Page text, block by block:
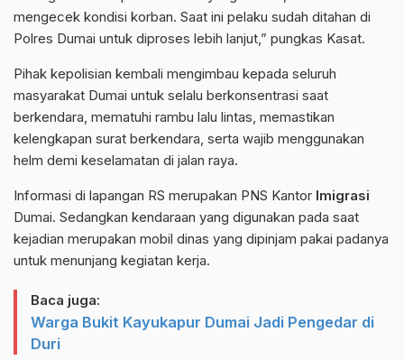
mengecek kondisi korban. Saat ini pelaku sudah ditahan di
Polres Dumai untuk diproses lebih lanjut,” pungkas Kasat.
Pihak kepolisian kembali mengimbau kepada seluruh
masyarakat Dumai untuk selalu berkonsentrasi saat
berkendara, mematuhi rambu lalu lintas, memastikan
kelengkapan surat berkendara, serta wajib menggunakan
helm demi keselamatan di jalan raya.
Informasi di lapangan RS merupakan PNS Kantor Imigrasi
Dumai. Sedangkan kendaraan yang digunakan pada saat
kejadian merupakan mobil dinas yang dipinjam pakai padanya
untuk menunjang kegiatan kerja.
Baca juga:
Warga Bukit Kayukapur Dumai Jadi Pengedar di
Duri